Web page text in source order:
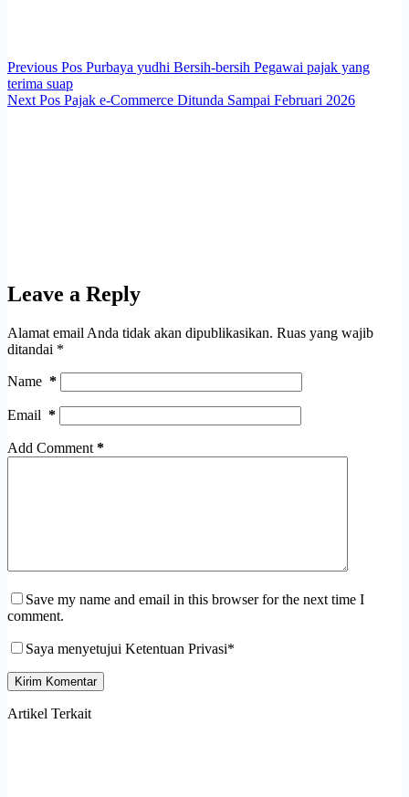
Previous Pos Purbaya yudhi Bersih-bersih Pegawai pajak yang
terima suap
Next Pos Pajak e-Commerce Ditunda Sampai Februari 2026
Leave a Reply
Alamat email Anda tidak akan dipublikasikan. Ruas yang wajib
ditandai *
Name *
Email *
Add Comment *
Save my name and email in this browser for the next time I
comment.
Saya menyetujui Ketentuan Privasi*
Kirim Komentar
Artikel Terkait